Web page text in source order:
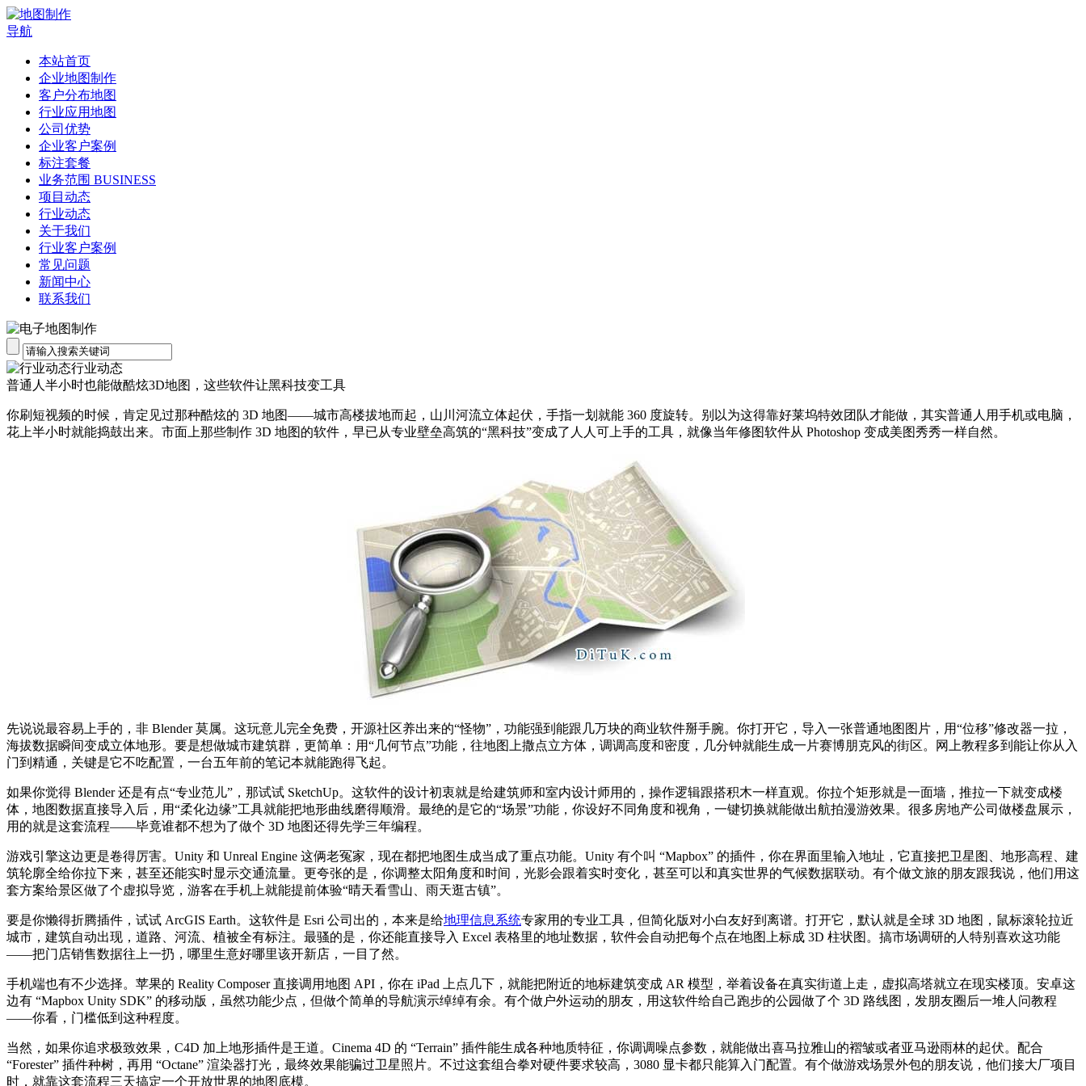
导航
本站首页
企业地图制作
客户分布地图
行业应用地图
公司优势
企业客户案例
标注套餐
业务范围 BUSINESS
项目动态
行业动态
关于我们
行业客户案例
常见问题
新闻中心
联系我们
行业动态
普通人半小时也能做酷炫3D地图，这些软件让黑科技变工具
你刷短视频的时候，肯定见过那种酷炫的 3D 地图——城市高楼拔地而起，山川河流立体起伏，手指一划就能 360 度旋转。别以为这得靠好莱坞特效团队才能做，其实普通人用手机或电脑，
花上半小时就能捣鼓出来。市面上那些制作 3D 地图的软件，早已从专业壁垒高筑的“黑科技”变成了人人可上手的工具，就像当年修图软件从 Photoshop 变成美图秀秀一样自然。
先说说最容易上手的，非 Blender 莫属。这玩意儿完全免费，开源社区养出来的“怪物”，功能强到能跟几万块的商业软件掰手腕。你打开它，导入一张普通地图图片，用“位移”修改器一拉，
海拔数据瞬间变成立体地形。要是想做城市建筑群，更简单：用“几何节点”功能，往地图上撒点立方体，调调高度和密度，几分钟就能生成一片赛博朋克风的街区。网上教程多到能让你从入
门到精通，关键是它不吃配置，一台五年前的笔记本就能跑得飞起。
如果你觉得 Blender 还是有点“专业范儿”，那试试 SketchUp。这软件的设计初衷就是给建筑师和室内设计师用的，操作逻辑跟搭积木一样直观。你拉个矩形就是一面墙，推拉一下就变成楼
体，地图数据直接导入后，用“柔化边缘”工具就能把地形曲线磨得顺滑。最绝的是它的“场景”功能，你设好不同角度和视角，一键切换就能做出航拍漫游效果。很多房地产公司做楼盘展示，
用的就是这套流程——毕竟谁都不想为了做个 3D 地图还得先学三年编程。
游戏引擎这边更是卷得厉害。Unity 和 Unreal Engine 这俩老冤家，现在都把地图生成当成了重点功能。Unity 有个叫 “Mapbox” 的插件，你在界面里输入地址，它直接把卫星图、地形高程、建
筑轮廓全给你拉下来，甚至还能实时显示交通流量。更夸张的是，你调整太阳角度和时间，光影会跟着实时变化，甚至可以和真实世界的气候数据联动。有个做文旅的朋友跟我说，他们用这
套方案给景区做了个虚拟导览，游客在手机上就能提前体验“晴天看雪山、雨天逛古镇”。
要是你懒得折腾插件，试试 ArcGIS Earth。这软件是 Esri 公司出的，本来是给地理信息系统专家用的专业工具，但简化版对小白友好到离谱。打开它，默认就是全球 3D 地图，鼠标滚轮拉近
城市，建筑自动出现，道路、河流、植被全有标注。最骚的是，你还能直接导入 Excel 表格里的地址数据，软件会自动把每个点在地图上标成 3D 柱状图。搞市场调研的人特别喜欢这功能
——把门店销售数据往上一扔，哪里生意好哪里该开新店，一目了然。
手机端也有不少选择。苹果的 Reality Composer 直接调用地图 API，你在 iPad 上点几下，就能把附近的地标建筑变成 AR 模型，举着设备在真实街道上走，虚拟高塔就立在现实楼顶。安卓这
边有 “Mapbox Unity SDK” 的移动版，虽然功能少点，但做个简单的导航演示绰绰有余。有个做户外运动的朋友，用这软件给自己跑步的公园做了个 3D 路线图，发朋友圈后一堆人问教程
——你看，门槛低到这种程度。
当然，如果你追求极致效果，C4D 加上地形插件是王道。Cinema 4D 的 “Terrain” 插件能生成各种地质特征，你调调噪点参数，就能做出喜马拉雅山的褶皱或者亚马逊雨林的起伏。配合
“Forester” 插件种树，再用 “Octane” 渲染器打光，最终效果能骗过卫星照片。不过这套组合拳对硬件要求较高，3080 显卡都只能算入门配置。有个做游戏场景外包的朋友说，他们接大厂项目
时，就靠这套流程三天搞定一个开放世界的地图底模。